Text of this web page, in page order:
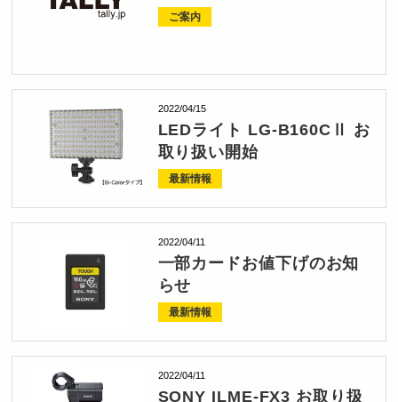
ご案内
2022/04/15
LEDライト LG-B160CⅡ お
取り扱い開始
最新情報
2022/04/11
一部カードお値下げのお知
らせ
最新情報
2022/04/11
SONY ILME-FX3 お取り扱